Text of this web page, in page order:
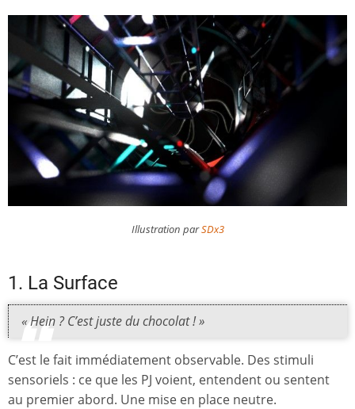
Illustration parSDx3
1. La Surface
« Hein ? C’est juste du chocolat ! »
C’est le fait immédiatement observable. Des stimuli
sensoriels : ce que les PJ voient, entendent ou sentent
au premier abord. Une mise en place neutre.